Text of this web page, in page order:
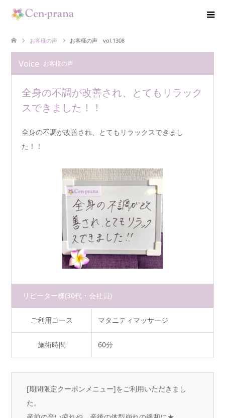
お客様の声 お客様の声 vol.1308
Voice お客様の声
全身の不調が改善され、とてもリラック
スできました！！
全身の不調が改善され、とてもリラックスできまし
た！！
リピーター様(30代・会社員)
ご利用コース マタニティマッサージ
施術時間 60分
[期間限定クーポンメニュー]をご利用いただきまし
た。